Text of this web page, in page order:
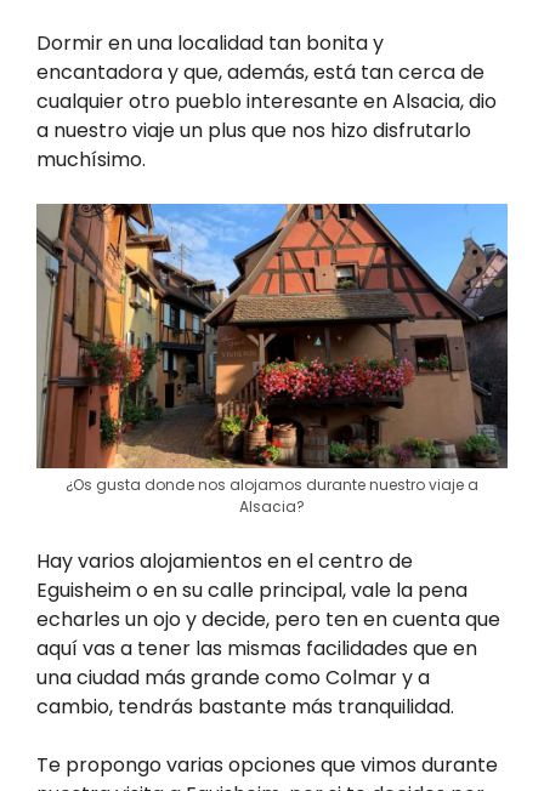
Dormir en una localidad tan bonita y
encantadora y que, además, está tan cerca de
cualquier otro pueblo interesante en Alsacia, dio
a nuestro viaje un plus que nos hizo disfrutarlo
muchísimo.
¿Os gusta donde nos alojamos durante nuestro viaje a
Alsacia?
Hay varios alojamientos en el centro de
Eguisheim o en su calle principal, vale la pena
echarles un ojo y decide, pero ten en cuenta que
aquí vas a tener las mismas facilidades que en
una ciudad más grande como Colmar y a
cambio, tendrás bastante más tranquilidad.
Te propongo varias opciones que vimos durante